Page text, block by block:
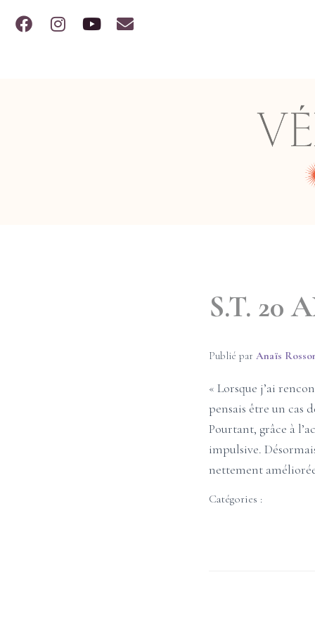
S.T. 20
Publié par Anaïs
« Lorsque j’ai
pensais être un cas
Pourtant, grâce à
impulsive.
nettement
Catégories :